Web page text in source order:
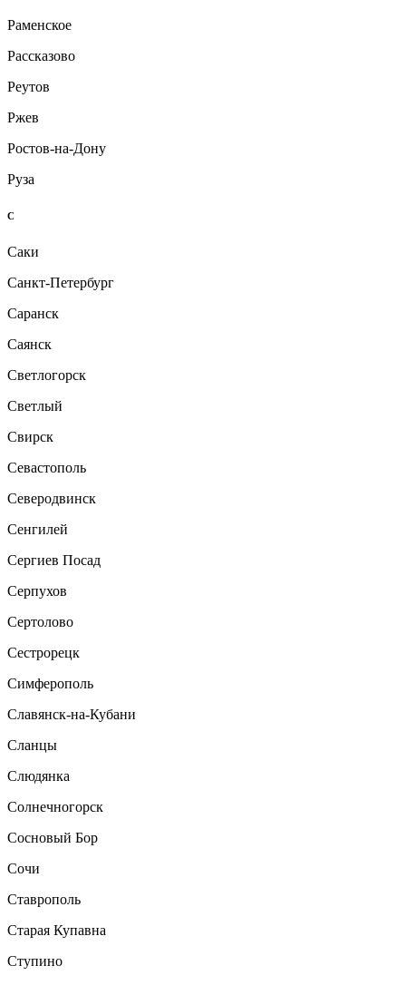
Раменское
Рассказово
Реутов
Ржев
Ростов-на-Дону
Руза
С
Саки
Санкт-Петербург
Саранск
Саянск
Светлогорск
Светлый
Свирск
Севастополь
Северодвинск
Сенгилей
Сергиев Посад
Серпухов
Сертолово
Сестрорецк
Симферополь
Славянск-на-Кубани
Сланцы
Слюдянка
Солнечногорск
Сосновый Бор
Сочи
Ставрополь
Старая Купавна
Ступино